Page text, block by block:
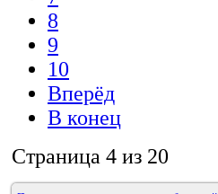
8
9
10
Вперёд
В конец
Страница 4 из 20